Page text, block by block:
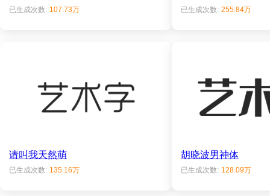
已生成次数: 107.73万 已生成次数: 255.84万
请叫我天然萌
已生成次数: 135.16万
胡晓波男神体
已生成次数: 128.09万